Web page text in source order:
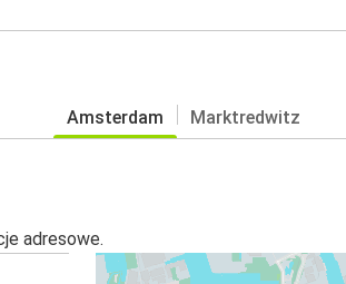
Amsterdam Marktredwitz
adresowe.